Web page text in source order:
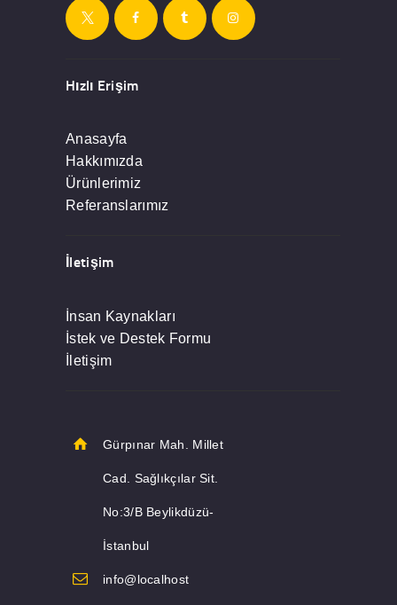
Hızlı Erişim
Anasayfa
Hakkımızda
Ürünlerimiz
Referanslarımız
İletişim
İnsan Kaynakları
İstek ve Destek Formu
İletişim
Gürpınar Mah. Millet
Cad. Sağlıkçılar Sit.
No:3/B Beylikdüzü-
İstanbul
info@localhost